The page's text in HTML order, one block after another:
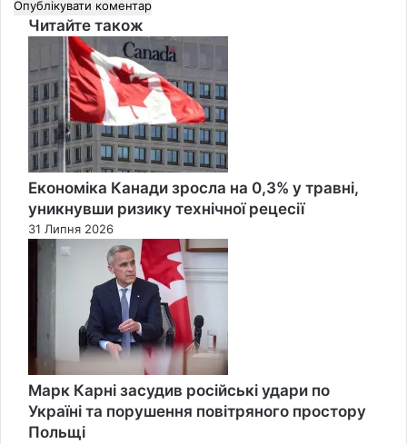
Читайте також
Економіка Канади зросла на 0,3% у травні,
уникнувши ризику технічної рецесії
31 Липня 2026
Марк Карні засудив російські удари по
Україні та порушення повітряного простору
Польщі